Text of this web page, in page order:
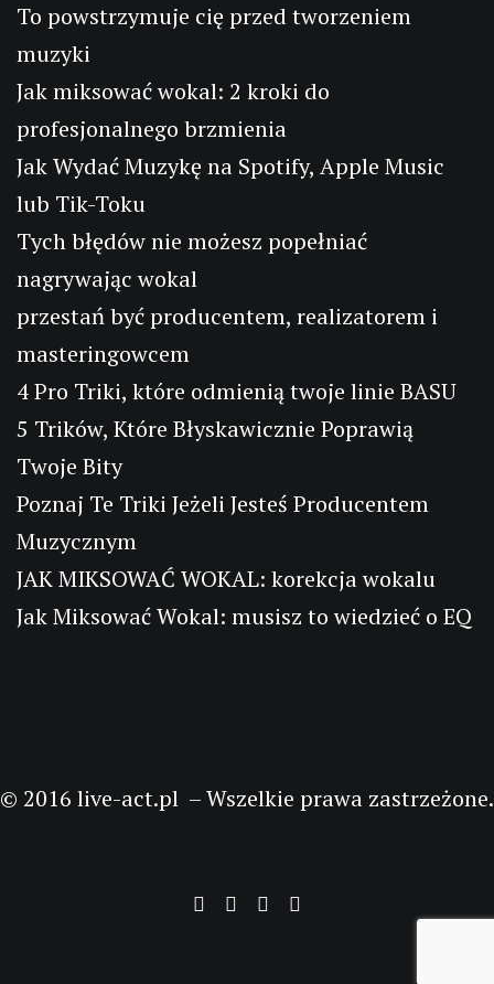
To powstrzymuje cię przed tworzeniem
muzyki
Jak miksować wokal: 2 kroki do
profesjonalnego brzmienia
Jak Wydać Muzykę na Spotify, Apple Music
lub Tik-Toku
Tych błędów nie możesz popełniać
nagrywając wokal
przestań być producentem, realizatorem i
masteringowcem
4 Pro Triki, które odmienią twoje linie BASU
5 Trików, Które Błyskawicznie Poprawią
Twoje Bity
Poznaj Te Triki Jeżeli Jesteś Producentem
Muzycznym
JAK MIKSOWAĆ WOKAL: korekcja wokalu
Jak Miksować Wokal: musisz to wiedzieć o EQ
© 2016 live-act.pl – Wszelkie prawa zastrzeżone.